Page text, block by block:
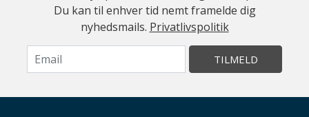
Du kan til enhver tid nemt framelde dig
nyhedsmails. Privatlivspolitik
TILMELD